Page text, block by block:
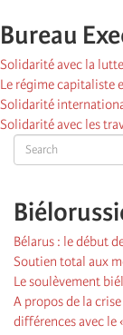
Search
Bélarus : le début
Soutien total aux
Le soulèvement
A propos de la
différences avec le
Bureau
Solidarité avec la
Le régime capitaliste
Solidarité
Solidarité avec les